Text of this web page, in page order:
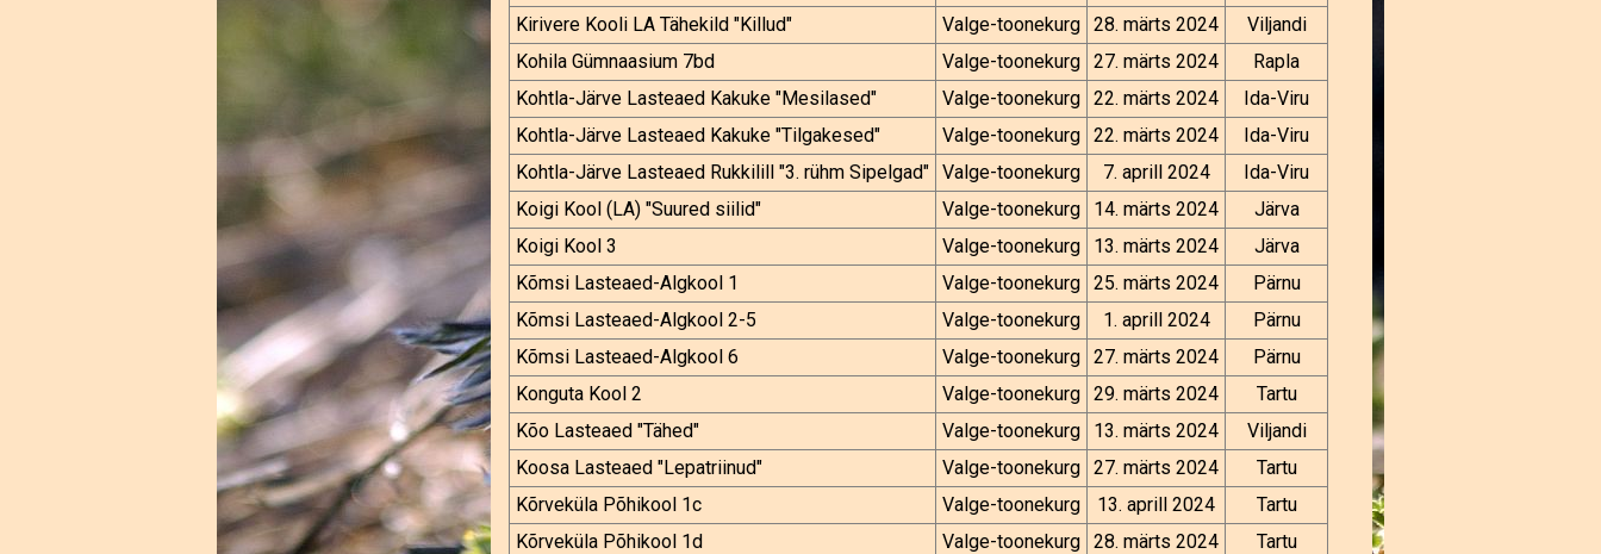
Kirivere Kooli LA Tähekild "Killud"
Valge-toonekurg 28. märts 2024
Viljandi
Kohila Gümnaasium 7bd
Valge-toonekurg 27. märts 2024
Rapla
Kohtla-Järve Lasteaed Kakuke "Mesilased"
Valge-toonekurg 22. märts 2024
Ida-Viru
Kohtla-Järve Lasteaed Kakuke "Tilgakesed"
Valge-toonekurg 22. märts 2024
Ida-Viru
Kohtla-Järve Lasteaed Rukkilill "3. rühm Sipelgad" Valge-toonekurg 7. aprill 2024
Ida-Viru
Koigi Kool (LA) "Suured siilid"
Valge-toonekurg 14. märts 2024
Järva
Koigi Kool 3
Valge-toonekurg 13. märts 2024
Järva
Kõmsi Lasteaed-Algkool 1
Valge-toonekurg 25. märts 2024
Pärnu
Kõmsi Lasteaed-Algkool 2-5
Valge-toonekurg 1. aprill 2024
Pärnu
Kõmsi Lasteaed-Algkool 6
Valge-toonekurg 27. märts 2024
Pärnu
Konguta Kool 2
Valge-toonekurg 29. märts 2024
Tartu
Kõo Lasteaed "Tähed"
Valge-toonekurg 13. märts 2024
Viljandi
Koosa Lasteaed "Lepatriinud"
Valge-toonekurg 27. märts 2024
Tartu
Kõrveküla Põhikool 1c
Valge-toonekurg 13. aprill 2024
Tartu
Kõrveküla Põhikool 1d
Valge-toonekurg 28. märts 2024
Tartu